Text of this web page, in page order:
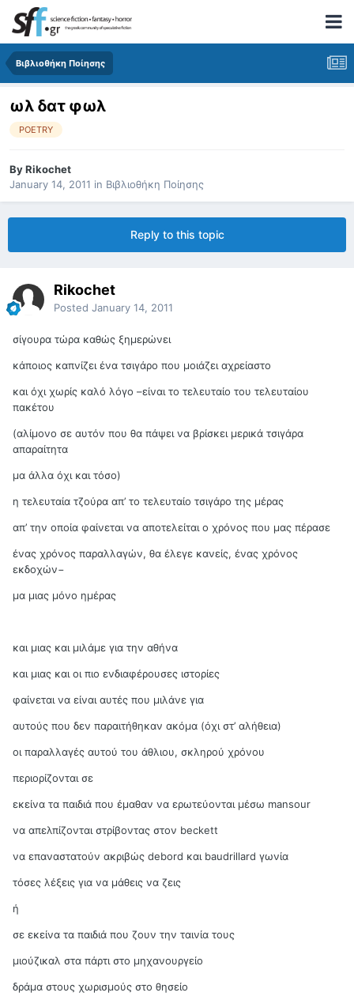
Βιβλιοθήκη Ποίησης
ωλ δατ φωλ
POETRY
ByRikochet
January 14, 2011 in Βιβλιοθήκη Ποίησης
Reply to this topic
Rikochet
Posted January 14, 2011
σίγουρα τώρα καθώς ξημερώνει
κάποιος καπνίζει ένα τσιγάρο που μοιάζει αχρείαστο
και όχι χωρίς καλό λόγο –είναι το τελευταίο του τελευταίου
πακέτου
(αλίμονο σε αυτόν που θα πάψει να βρίσκει μερικά τσιγάρα
απαραίτητα
μα άλλα όχι και τόσο)
η τελευταία τζούρα απ’ το τελευταίο τσιγάρο της μέρας
απ’ την οποία φαίνεται να αποτελείται ο χρόνος που μας πέρασε
ένας χρόνος παραλλαγών, θα έλεγε κανείς, ένας χρόνος
εκδοχών−
μα μιας μόνο ημέρας
και μιας και μιλάμε για την αθήνα
και μιας και οι πιο ενδιαφέρουσες ιστορίες
φαίνεται να είναι αυτές που μιλάνε για
αυτούς που δεν παραιτήθηκαν ακόμα (όχι στ’ αλήθεια)
οι παραλλαγές αυτού του άθλιου, σκληρού χρόνου
περιορίζονται σε
εκείνα τα παιδιά που έμαθαν να ερωτεύονται μέσω mansour
να απελπίζονται στρίβοντας στον beckett
να επαναστατούν ακριβώς debord και baudrillard γωνία
τόσες λέξεις για να μάθεις να ζεις
ή
σε εκείνα τα παιδιά που ζουν την ταινία τους
μιούζικαλ στα πάρτι στο μηχανουργείο
δράμα στους χωρισμούς στο θησείο